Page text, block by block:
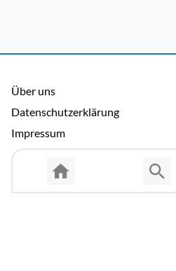
Über uns
Datenschutzerklärung
Impressum
Allgemeine Nutzungsbedingungen